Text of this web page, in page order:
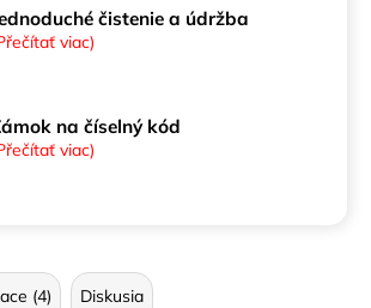
čistenie a údržba
viac)
na číselný kód
viac)
(4) Diskusia